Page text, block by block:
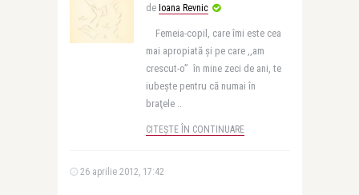
de Ioana Revnic
Femeia-copil, care îmi este cea
mai apropiată şi pe care ,,am
crescut-o” în mine zeci de ani, te
iubeşte pentru că numai în
braţele ..
CITEȘTE ÎN CONTINUARE
26 aprilie 2012, 17:42